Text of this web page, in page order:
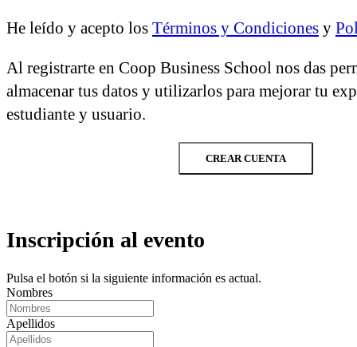
He leído y acepto los Términos y Condiciones y
Al registrarte en Coop Business School nos das
almacenar tus datos y utilizarlos para mejorar tu
estudiante y usuario.
CREAR CUENTA
Inscripción al evento
Pulsa el botón si la siguiente información es actual.
Nombres
Apellidos